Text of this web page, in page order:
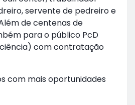
servente de pedreiro e
de centenas de
para o público PcD
com contratação
com mais oportunidades